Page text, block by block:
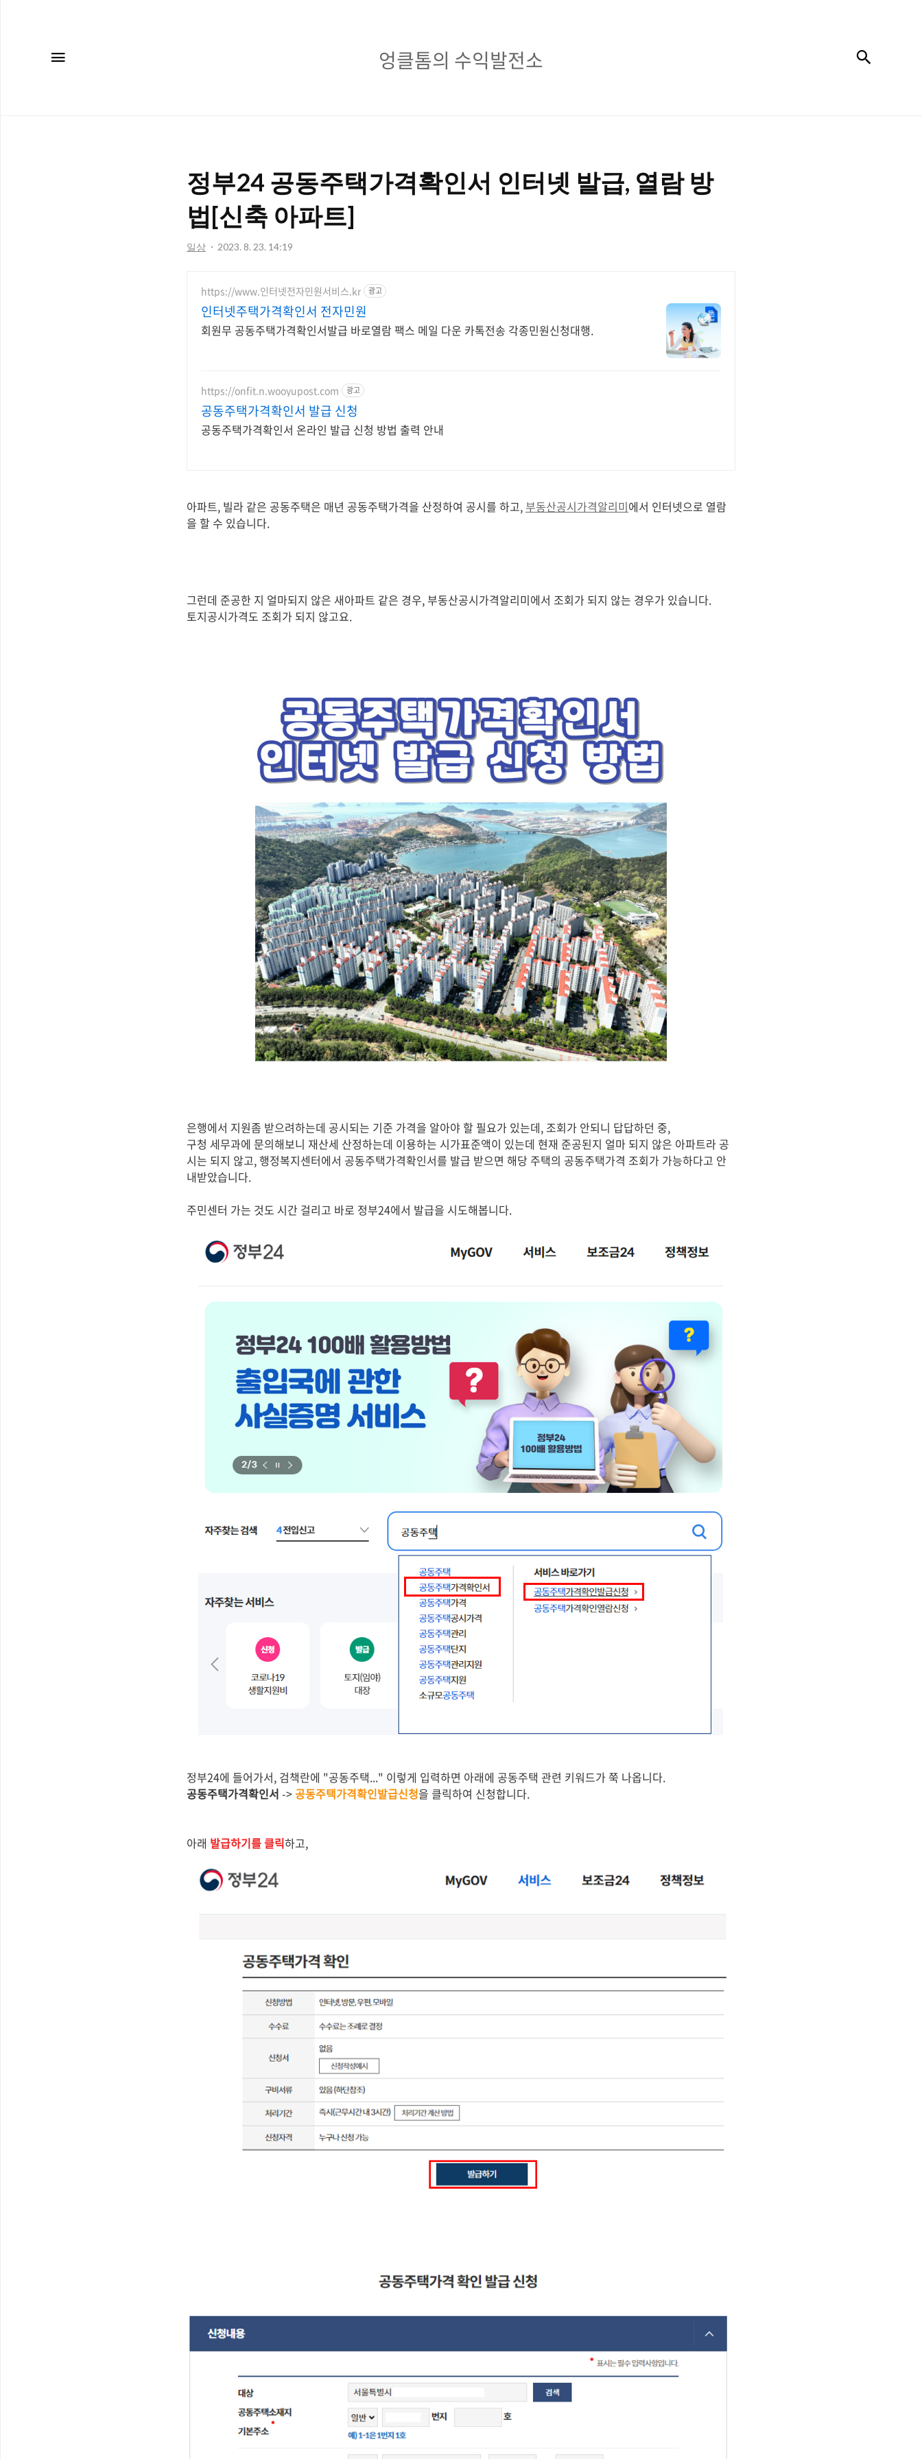
클
익
엉클톰의 수익발전소
정부24 공동주택가격확인서 인터넷 발급, 열람 방
법[신축 아파트]
일상 2023. 8. 23. 14:19
https://www.인터넷전자민원서비스.kr 광고
인터넷주택가격확인서 전자민원
회원무 공동주택가격확인서발급 바로열람 팩스 메일 다운 카톡전송 각종민원신청대행.
https://onfit.n.wooyupost.com 광고
공동주택가격확인서 발급 신청
공동주택가격확인서 온라인 발급 신청 방법 출력 안내
아파트, 빌라 같은 공동주택은 매년 공동주택가격을 산정하여 공시를 하고, 부동산공시가격알리미에서 인터넷으로 열람
을 할 수 있습니다.
그런데 준공한 지 얼마되지 않은 새아파트 같은 경우, 부동산공시가격알리미에서 조회가 되지 않는 경우가 있습니다.
토지공시가격도 조회가 되지 않고요.
은행에서 지원좀 받으려하는데 공시되는 기준 가격을 알아야 할 필요가 있는데, 조회가 안되니 답답하던 중,
구청 세무과에 문의해보니 재산세 산정하는데 이용하는 시가표준액이 있는데 현재 준공된지 얼마 되지 않은 아파트라 공
시는 되지 않고, 행정복지센터에서 공동주택가격확인서를 발급 받으면 해당 주택의 공동주택가격 조회가 가능하다고 안
내받았습니다.
주민센터 가는 것도 시간 걸리고 바로 정부24에서 발급을 시도해봅니다.
정부24에 들어가서, 검책란에 "공동주택..." 이렇게 입력하면 아래에 공동주택 관련 키워드가 쭉 나옵니다.
공동주택가격확인서 ->공동주택가격확인발급신청을 클릭하여 신청합니다.
아래 발급하기를 클릭하고,